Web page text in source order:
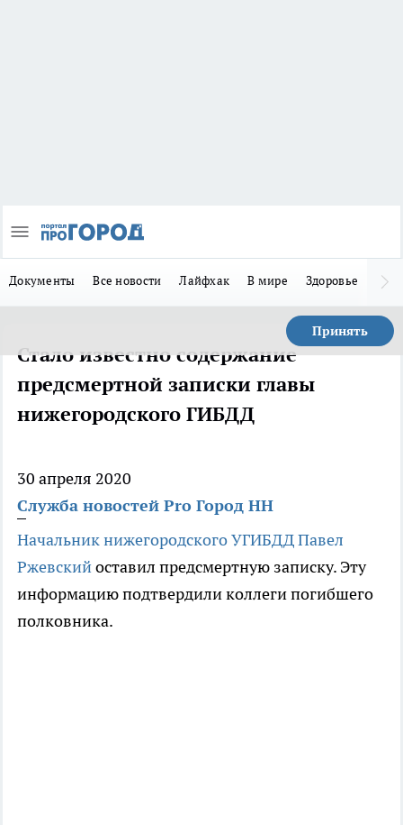
Документы Все новости Лайфхак В мире Здоровье
Принять
Стало известно содержание
предсмертной записки главы
нижегородского ГИБДД
30 апреля 2020
Служба новостей Pro Город НН
Начальник нижегородского УГИБДД Павел
Ржевскийоставил предсмертную записку. Эту
информацию подтвердили коллеги погибшего
полковника.